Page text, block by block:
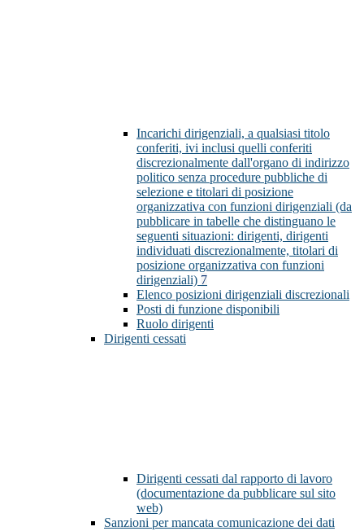
Incarichi dirigenziali, a qualsiasi titolo
conferiti, ivi inclusi quelli conferiti
discrezionalmente dall'organo di indirizzo
politico senza procedure pubbliche di
selezione e titolari di posizione
organizzativa con funzioni dirigenziali (da
pubblicare in tabelle che distinguano le
seguenti situazioni: dirigenti, dirigenti
individuati discrezionalmente, titolari di
posizione organizzativa con funzioni
dirigenziali) 7
Elenco posizioni dirigenziali discrezionali
Posti di funzione disponibili
Ruolo dirigenti
Dirigenti cessati
Dirigenti cessati dal rapporto di lavoro
(documentazione da pubblicare sul sito
web)
Sanzioni per mancata comunicazione dei dati